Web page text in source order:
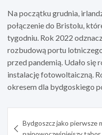
Na początku grudnia,
połączenie do Bristolu,
tygodniu. Rok 2022
rozbudową portu
przed pandemią. Udało się
instalację fotowoltaiczną.
okresem dla bydgoskiego
wpisu
Bydgoszcz jako pierwsze